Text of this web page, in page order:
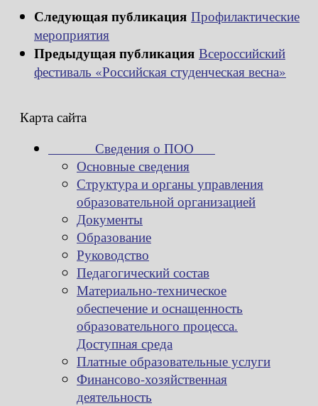
Следующая публикация Профилактические
мероприятия
Предыдущая публикация Всероссийский
фестиваль «Российская студенческая весна»
Карта сайта
Сведения о ПОО
Основные сведения
Структура и органы управления
образовательной организацией
Документы
Образование
Руководство
Педагогический состав
Материально-техническое
обеспечение и оснащенность
образовательного процесса.
Доступная среда
Платные образовательные услуги
Финансово-хозяйственная
деятельность